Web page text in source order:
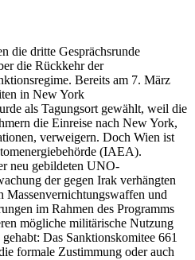
die dritte Gesprächsrunde
die Rückkehr der
Bereits am 7. März
in New York
als Tagungsort gewählt, weil die
die Einreise nach New York,
verweigern. Doch Wien ist
(IAEA).
neu gebildeten UNO-
der gegen Irak verhängten
Massenvernichtungswaffen und
im Rahmen des Programms
mögliche militärische Nutzung
Das Sanktionskomitee 661
formale Zustimmung oder auch